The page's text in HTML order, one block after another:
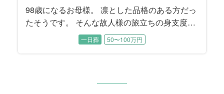
98歳になるお母様。 凛とした品格のある方だっ
たそうです。 そんな故人様の旅立ちの身支度を
ご家族からも手を添えて頂き、お母様らしいお
見送りをお手伝いさせていただきました。
一日葬 50〜100万円